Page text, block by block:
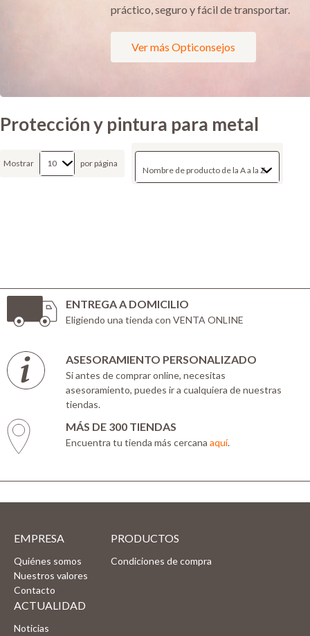
práctico, seguro y fácil de transportar.
Ver más Opticonsejos
Protección y pintura para metal
Mostrar por página
ENTREGA A DOMICILIO
Eligiendo una tienda con VENTA ONLINE
ASESORAMIENTO PERSONALIZADO
Si antes de comprar online, necesitas
asesoramiento, puedes ir a cualquiera de nuestras
tiendas.
MÁS DE 300 TIENDAS
Encuentra tu tienda más cercana aquí.
EMPRESA
Quiénes somos
Nuestros valores
Contacto
PRODUCTOS
Condiciones de compra
ACTUALIDAD
Noticias